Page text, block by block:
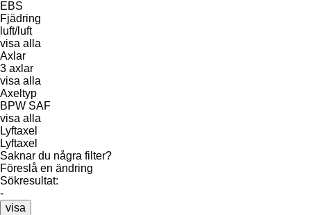
EBS
Fjädring
luft/luft
visa alla
Axlar
3 axlar
visa alla
Axeltyp
BPW SAF
visa alla
Lyftaxel
Lyftaxel
Saknar du några filter?
Föreslå en ändring
Sökresultat:
-
visa